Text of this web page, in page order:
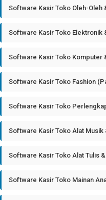
Software Kasir Toko Oleh-Oleh
Software Kasir Toko Elektronik
Software Kasir Toko Komputer
Software Kasir Toko Fashion
Software Kasir Toko
Software Kasir Toko Alat
Software Kasir Toko Alat Tulis
Software Kasir Toko Mainan